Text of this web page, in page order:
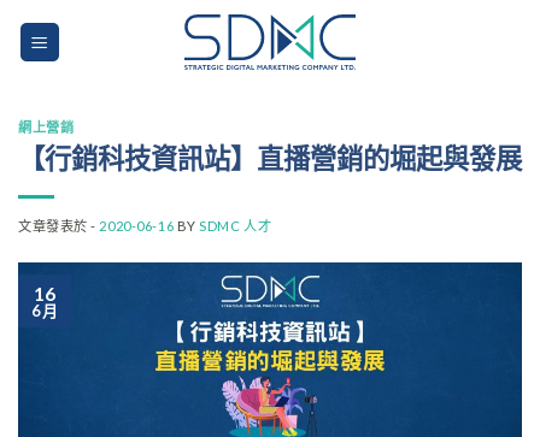
網上營銷
【行銷科技資訊站】直播營銷的堀起與發展
文章發表於 - 2020-06-16 BY SDMC 人才
16
6 月